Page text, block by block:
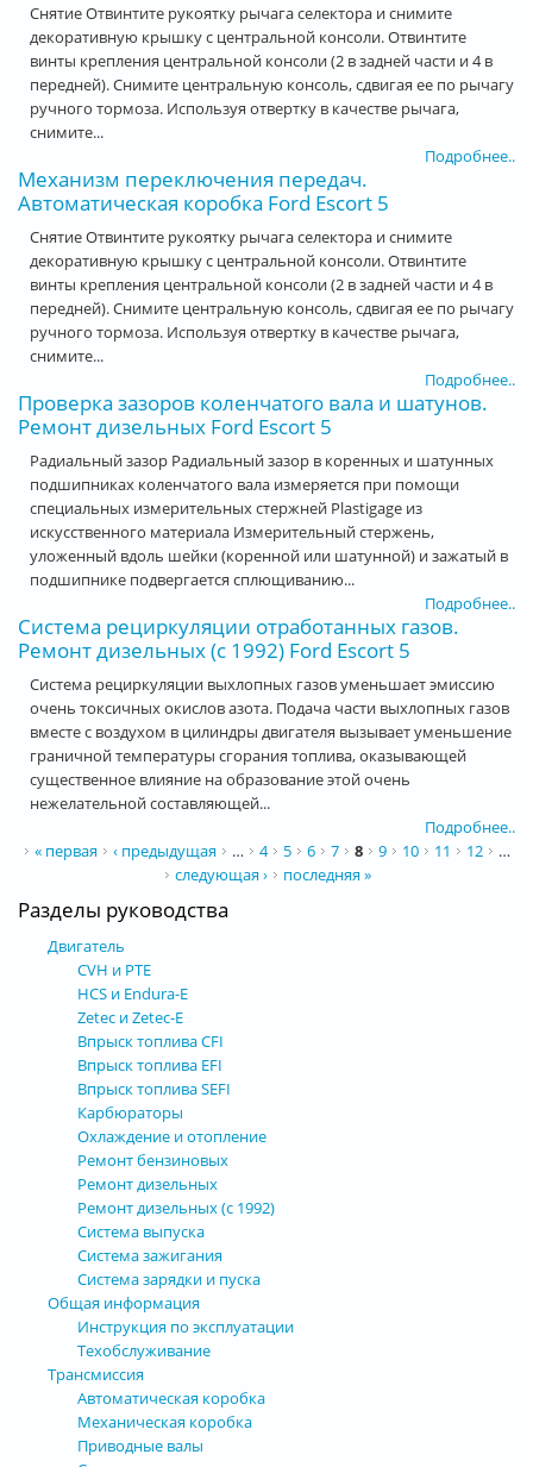
Снятие Отвинтите рукоятку рычага селектора и снимите
декоративную крышку с центральной консоли. Отвинтите
винты крепления центральной консоли (2 в задней части и 4 в
передней). Снимите центральную консоль, сдвигая ее по рычагу
ручного тормоза. Используя отвертку в качестве рычага,
снимите...
Подробнее..
Механизм переключения передач.
Автоматическая коробка Ford Escort 5
Снятие Отвинтите рукоятку рычага селектора и снимите
декоративную крышку с центральной консоли. Отвинтите
винты крепления центральной консоли (2 в задней части и 4 в
передней). Снимите центральную консоль, сдвигая ее по рычагу
ручного тормоза. Используя отвертку в качестве рычага,
снимите...
Подробнее..
Проверка зазоров коленчатого вала и шатунов.
Ремонт дизельных Ford Escort 5
Радиальный зазор Радиальный зазор в коренных и шатунных
подшипниках коленчатого вала измеряется при помощи
специальных измерительных стержней Plastigage из
искусственного материала Измерительный стержень,
уложенный вдоль шейки (коренной или шатунной) и зажатый в
подшипнике подвергается сплющиванию...
Подробнее..
Система рециркуляции отработанных газов.
Ремонт дизельных (с 1992) Ford Escort 5
Система рециркуляции выхлопных газов уменьшает эмиссию
очень токсичных окислов азота. Подача части выхлопных газов
вместе с воздухом в цилиндры двигателя вызывает уменьшение
граничной температуры сгорания топлива, оказывающей
существенное влияние на образование этой очень
нежелательной составляющей...
Подробнее..
Страницы
« первая ‹ предыдущая … 4 5 6 7 8 9 10 11 12
…
следующая ›
последняя »
Разделы руководства
Двигатель
CVH и РТЕ
HCS и Endura-E
Zetec и Zetec-E
Впрыск топлива CFI
Впрыск топлива EFI
Впрыск топлива SEFI
Карбюраторы
Охлаждение и отопление
Ремонт бензиновых
Ремонт дизельных
Ремонт дизельных (с 1992)
Система выпуска
Система зажигания
Система зарядки и пуска
Общая информация
Инструкция по эксплуатации
Техобслуживание
Трансмиссия
Автоматическая коробка
Механическая коробка
Приводные валы